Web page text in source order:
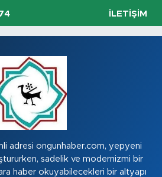
İLETIŞIM
adresi ongunhaber.com, yepyeni
sadelik ve modernizmi bir
haber okuyabilecekleri bir altyapı